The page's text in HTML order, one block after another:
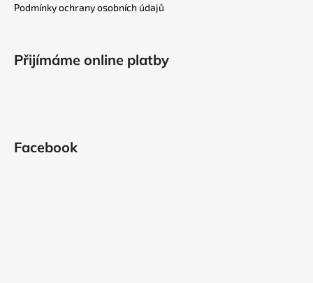
Podmínky ochrany osobních údajů
Přijímáme online platby
Facebook